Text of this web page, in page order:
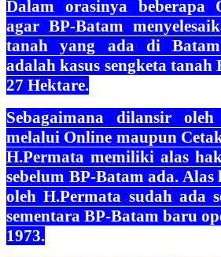
Dalam orasinya beberapa
agar BP-Batam
tanah yang ada di
adalah kasus sengketa tanah
27 Hektare.
Sebagaimana dilansir
melalui Online maupun
H.Permata memiliki alas
sebelum BP-Batam ada.
oleh H.Permata sudah ada
sementara BP-Batam baru
1973.